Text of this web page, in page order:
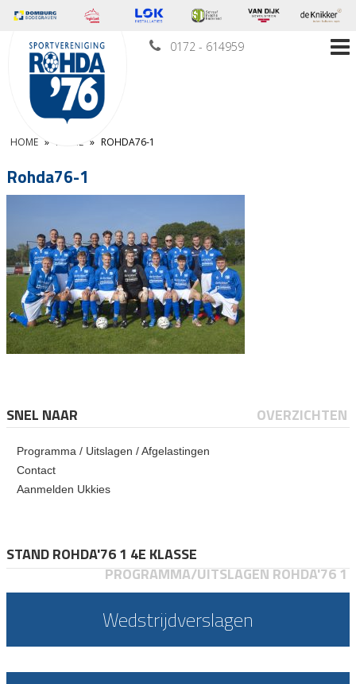
0172 - 614959
HOME » HOME » ROHDA76-1
Rohda76-1
SNEL NAAR OVERZICHTEN
Programma / Uitslagen / Afgelastingen
Contact
Aanmelden Ukkies
STAND ROHDA'76 1 4E KLASSE
PROGRAMMA/UITSLAGEN ROHDA'76 1
Wedstrijdverslagen